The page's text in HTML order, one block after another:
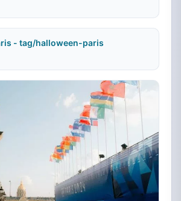
- tag/halloween-paris